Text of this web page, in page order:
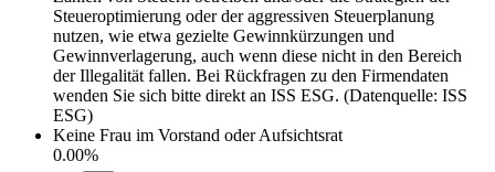
Steueroptimierung oder der aggressiven Steuerplanung
nutzen, wie etwa gezielte Gewinnkürzungen und
Gewinnverlagerung, auch wenn diese nicht in den Bereich
der Illegalität fallen. Bei Rückfragen zu den Firmendaten
wenden Sie sich bitte direkt an ISS ESG. (Datenquelle: ISS
ESG)
Keine Frau im Vorstand oder Aufsichtsrat
0.00%